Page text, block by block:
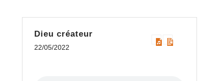
Dieu créateur
22/05/2022